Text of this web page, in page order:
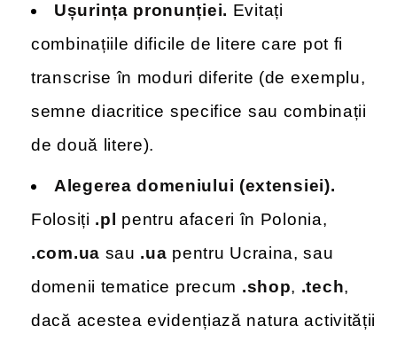
Ușurința pronunției. Evitați
combinațiile dificile de litere care pot fi
transcrise în moduri diferite (de exemplu,
semne diacritice specifice sau combinații
de două litere).
Alegerea domeniului (extensiei).
Folosiți .pl
pentru afaceri în Polonia,
.com.ua sau .ua pentru Ucraina, sau
domenii tematice precum .shop, .tech,
dacă acestea evidențiază natura activității